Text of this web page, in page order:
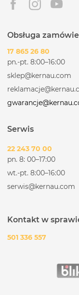
Obsługa
17 865 26 80
pn.-pt. 8:00–16:00
sklep@kernau.com
Serwis
22 243 70 00
pn. 8: 00–17:00
wt.-pt. 8:00–16:00
serwis@kernau.com
Kontakt w
501 336 557